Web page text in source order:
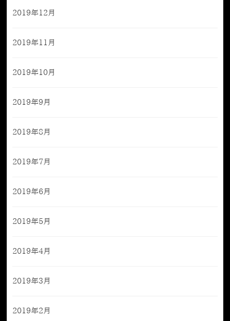
2019年12月
2019年11月
2019年10月
2019年9月
2019年8月
2019年7月
2019年6月
2019年5月
2019年4月
2019年3月
2019年2月